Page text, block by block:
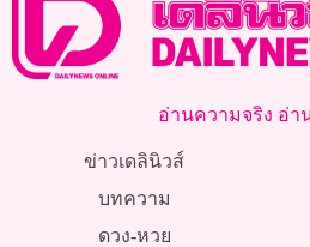
อ่านความจริง อ่า
ข่าวเดลินิวส์
บทความ
ดวง-หวย